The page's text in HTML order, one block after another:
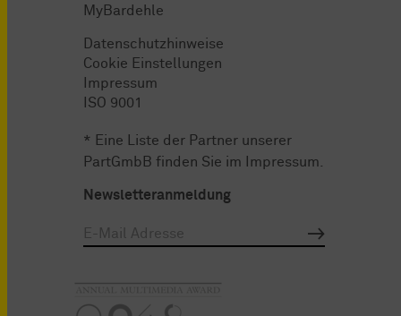
MyBardehle
Datenschutzhinweise
Cookie Einstellungen
Impressum
ISO 9001
* Eine Liste der Partner unserer
PartGmbB finden Sie im
Impressum
Newsletteranmeldung